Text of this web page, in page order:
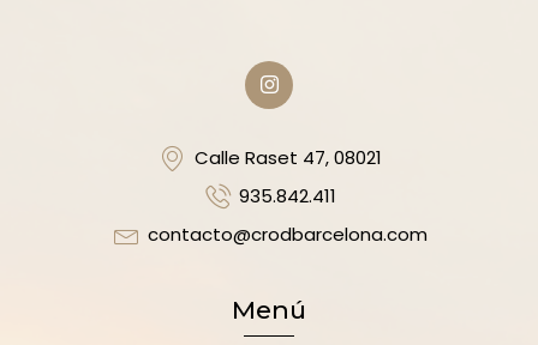
Calle Raset 47, 08021
935.842.411
contacto@crodbarcelona.com
Menú